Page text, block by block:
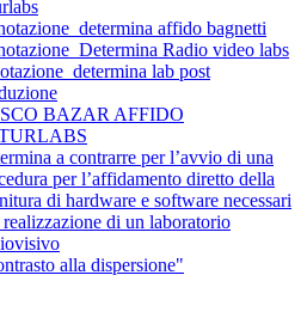
affido bagnetti
Radio video labs
lab post
BAZAR AFFIDO
a contrarre per l’avvio di una
per l’affidamento diretto della
di hardware e software necessari
realizzazione di un laboratorio
alla dispersione"